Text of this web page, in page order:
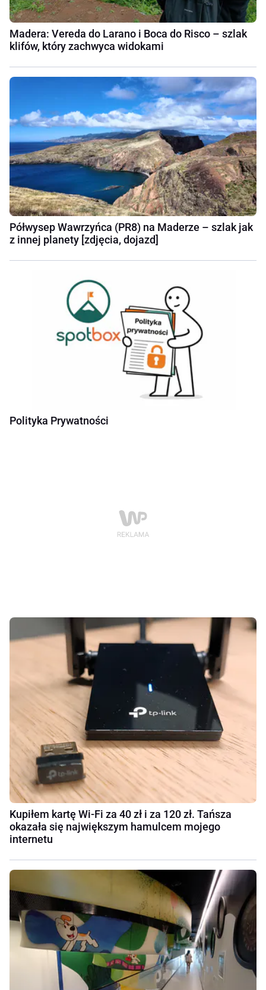
Madera: Vereda do Larano i Boca do Risco – szlak
klifów, który zachwyca widokami
Półwysep Wawrzyńca (PR8) na Maderze – szlak jak
z innej planety [zdjęcia, dojazd]
Polityka Prywatności
Kupiłem kartę Wi-Fi za 40 zł i za 120 zł. Tańsza
okazała się największym hamulcem mojego
internetu